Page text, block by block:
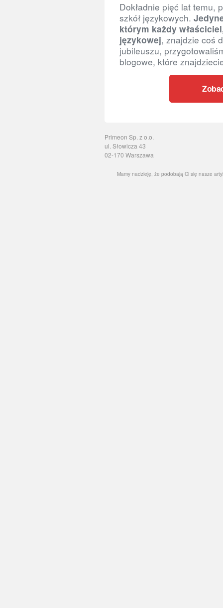
Dokładnie pięć lat temu,
szkół językowych.
którym każdy
językowej, znajdzie coś
jubileuszu,
blogowe, które
Primeon Sp. z o.o.
ul. Słowicza 43
02-170 Warszawa
Mamy nadzieję, że podobają Ci się nasze